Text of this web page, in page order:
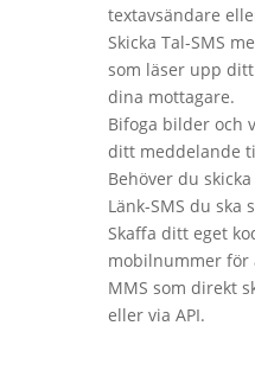
textavsändare
Skicka Tal-SMS
som läser upp
dina mottagare.
Bifoga bilder och
ditt meddelande
Behöver du
Länk-SMS du ska
Skaffa ditt eget
mobilnummer för
MMS som direkt
eller via API.